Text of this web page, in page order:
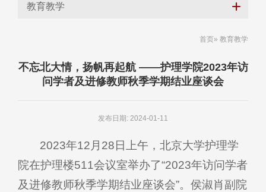
教育教学
首页» 教育教学
不忘北大情，扬帆再起航 ——护理学院2023年访
问学者及进修教师秋季学期结业座谈会
发布日期: 2024-01-11
2023年12月28日上午，北京大学护理学
院在护理楼511会议室举办了“2023年访问学者
及进修教师秋季学期结业座谈会”。侯淑肖副院